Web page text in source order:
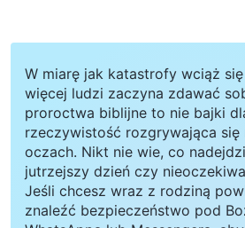
W miarę jak katastrofy wciąż
więcej ludzi zaczyna zdawać
proroctwa biblijne to nie bajki
rzeczywistość rozgrywająca się
oczach. Nikt nie wie, co
jutrzejszy dzień czy
Jeśli chcesz wraz z rodziną
znaleźć bezpieczeństwo pod